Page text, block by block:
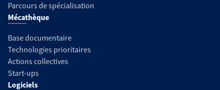
Parcours de spécialisation
Mécathèque
Base documentaire
Technologies prioritaires
Actions collectives
Start-ups
Logiciels